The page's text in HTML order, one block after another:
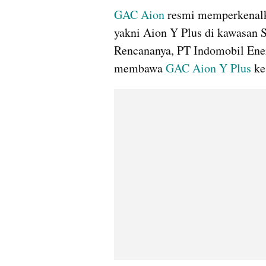
GAC Aion resmi
yakni Aion Y Plus di kawasan
Rencananya, PT Indomobil
membawa GAC Aion Y Plus